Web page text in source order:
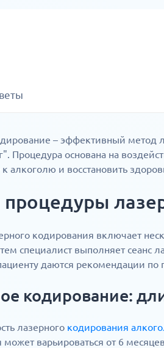
– эффективный метод
Процедура основана на
к алкоголю и восстановить
кодирования включает
специалист выполняет сеанс
даются рекомендации
кодирование:
лазерного кодирования
может варьироваться от 6